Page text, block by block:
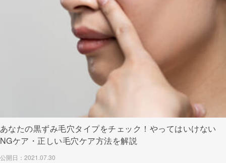
あなたの黒ずみ毛穴タイプをチェック！やってはいけない
NGケア・正しい毛穴ケア方法を解説
公開日：2021.07.30